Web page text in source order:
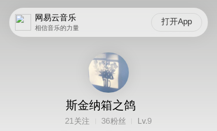
网易云音乐
相信音乐的力量
打开App
斯金纳箱之鸽
21关注 36粉丝 Lv.9